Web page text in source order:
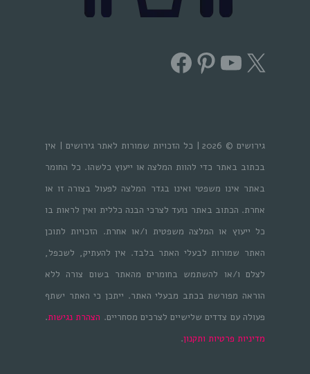
X
YouTube
Pinterest
Facebook
גירושים © 2026 | כל הזכויות שמורות לאתר גירושים | אין
בכתוב באתר כדי להוות המלצה או ייעוץ כלשהו. כל החומר
באתר אינו משפטי ואינו בגדר המלצה לפעול בצורה זו או
אחרת. הכתוב באתר נועד לצרכי הבנה כללית ואין לראות בו
כל ייעוץ או המלצה משפטית ו/או אחרת. הזכויות לתוכן
האתר שמורות לבעלי האתר בלבד. אין להעתיק, לשכפל,
לצלם ו/או להשתמש בחומרים מהאתר בשום צורה ללא
הוראה מפורשת בכתב מבעלי האתר. ייתכן כי האתר ישתף
פעולה עם צדדים שלישיים לצרכים מסחריים. הצהרת נגישות.
מדיניות פרטיות ותקנון.